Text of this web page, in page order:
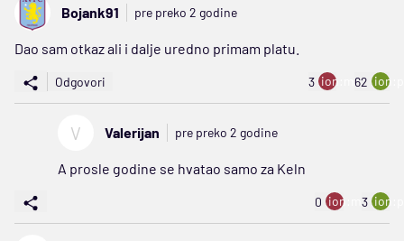
Bojank91 pre preko 2 godine
Dao sam otkaz ali i dalje uredno primam platu.
Odgovori 3 ion:minus
62
V Valerijan pre preko 2 godine
A prosle godine se hvatao samo za Keln
0 ion:minus
3